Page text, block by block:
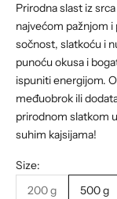
Prirodna slast iz
najvećom pažnjom i
sočnost, slatkoću i
punoću okusa i
ispuniti energijom.
međuobrok ili
prirodnom slatkom
suhim kajsijama!
Size:
200 g
500 g